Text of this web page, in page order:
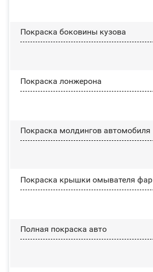
Покраска боковины кузова
Покраска лонжерона
Покраска молдингов автомобиля
Покраска крышки омывателя фар
Полная покраска авто